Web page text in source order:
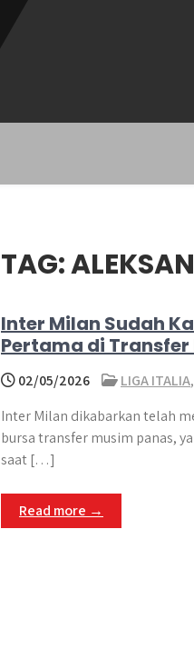
TAG:
Inter Milan Sudah
Pertama di Transfer
02/05/2026 LIGA ITALIA,
Inter Milan dikabarkan telah
bursa transfer musim panas,
saat […]
Read more →